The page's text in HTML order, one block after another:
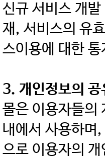
신규 서비스 개
재, 서비스의 유
스이용에 대한 통
3. 개인정보의 공
몰은 이용자들의
내에서 사용하며
으로 이용자의